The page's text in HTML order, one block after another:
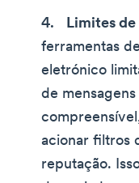
Limites
ferramentas
eletrónico
de
acionar filtros
reputação.